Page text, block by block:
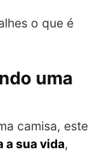
o que é
uma
camisa, este
a sua vida,